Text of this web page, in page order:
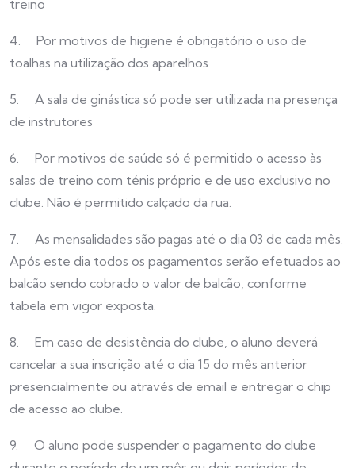
treino
4. Por motivos de higiene é obrigatório o uso de
toalhas na utilização dos aparelhos
5. A sala de ginástica só pode ser utilizada na presença
de instrutores
6. Por motivos de saúde só é permitido o acesso às
salas de treino com ténis próprio e de uso exclusivo no
clube. Não é permitido calçado da rua.
7. As mensalidades são pagas até o dia 03 de cada mês.
Após este dia todos os pagamentos serão efetuados ao
balcão sendo cobrado o valor de balcão, conforme
tabela em vigor exposta.
8. Em caso de desistência do clube, o aluno deverá
cancelar a sua inscrição até o dia 15 do mês anterior
presencialmente ou através de email e entregar o chip
de acesso ao clube.
9. O aluno pode suspender o pagamento do clube